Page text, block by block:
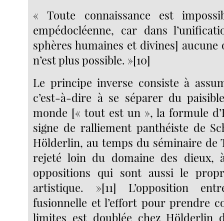
« Toute connaissance est
empédocléenne, car dans
sphères humaines et divines]
n’est plus possible. »[10]
Le principe inverse consiste à
c’est-à-dire à se séparer du
monde [« tout est un », la formule
signe de ralliement panthéiste de
Hölderlin, au temps du séminaire de
rejeté loin du domaine des dieux,
oppositions qui sont aussi le
artistique. »[11] L’opposition
fusionnelle et l’effort pour prendre
limites est doublée chez Hölderlin